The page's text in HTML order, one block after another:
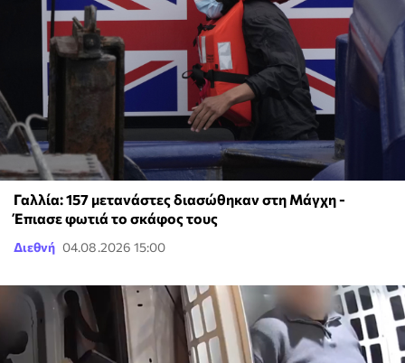
Γαλλία: 157 μετανάστες διασώθηκαν στη Μάγχη -
Έπιασε φωτιά το σκάφος τους
Διεθνή 04.08.2026 15:00